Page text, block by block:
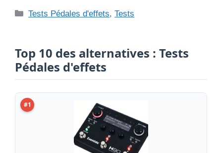
Catégories
Tests Pédales d'effets,Tests
Top 10 des alternatives : Tests
Pédales d'effets
#1